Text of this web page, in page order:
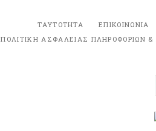
ΤΑΥΤΟΤΗΤΑ ΕΠΙΚΟΙΝΩΝΙΑ
ΠΟΛΙΤΙΚΗ ΑΣΦΑΛΕΙΑΣ ΠΛΗΡΟΦΟΡΙΩΝ